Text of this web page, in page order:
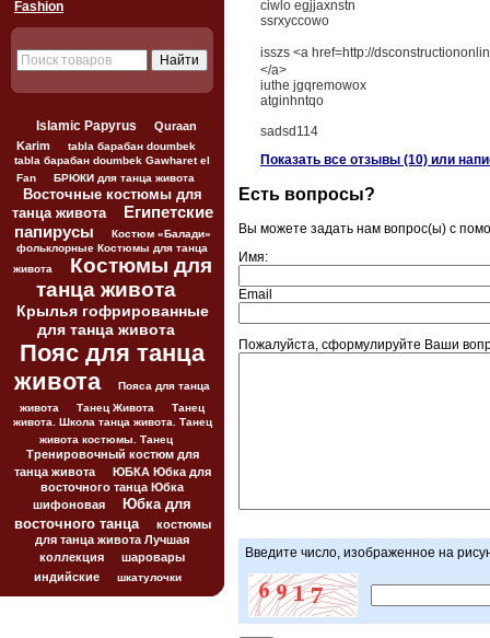
Fashion
Islamic Papyrus
Quraan
Karim
tabla барабан doumbek
tabla барабан doumbek Gawharet el
Fan
БРЮКИ для танца живота
Восточные костюмы для
танца живота
Египетские
папирусы
Костюм «Балади»
фольклорные Костюмы для танца
живота
Костюмы для
танца живота
Крылья гофрированные
для танца живота
Пояс для танца
живота
Пояса для танца
живота
Танец Живота
Танец
живота. Школа танца живота. Танец
живота костюмы. Танец
Тренировочный костюм для
танца живота
ЮБКА Юбка для
восточного танца Юбка
шифоновая
Юбка для
восточного танца
костюмы
для танца живота Лучшая
коллекция
шаровары
индийские
шкатулочки
ciwlo egjjaxnstn
ssrxyccowo
isszs <a href=http://
</a>
iuthe jgqremowox
atginhntqo
sadsd114
Показать все отзывы (10) или
Есть вопросы?
Вы можете задать нам вопрос(ы) с
Имя:
Email
Пожалуйста, сформулируйте Ваши
Введите число, изображенное на